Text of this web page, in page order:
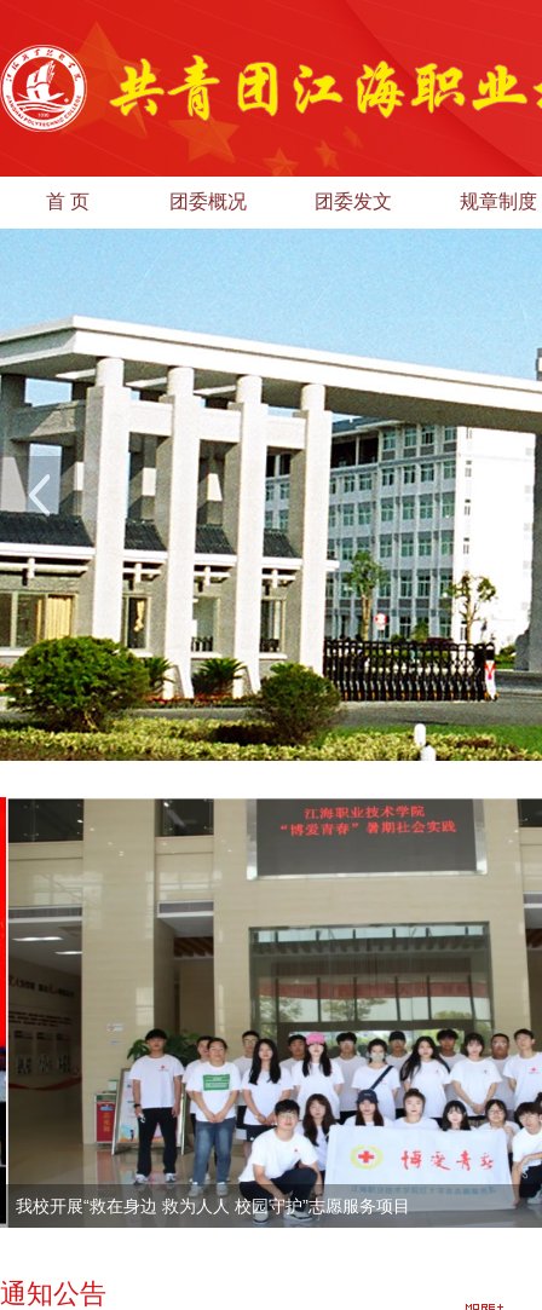
首 页 团委概况 团委发文 规章制度
我校开展“救在身边 救为人人 校园守护”志愿服务项目
通知公告